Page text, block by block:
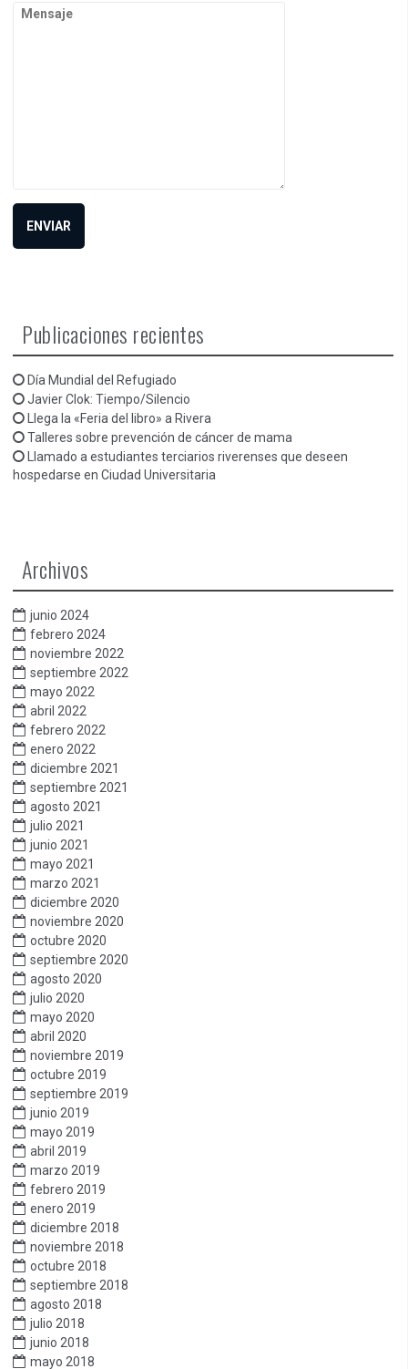
Publicaciones recientes
Día Mundial del Refugiado
Javier Clok: Tiempo/Silencio
Llega la «Feria del libro» a Rivera
Talleres sobre prevención de cáncer de mama
Llamado a estudiantes terciarios riverenses que deseen
hospedarse en Ciudad Universitaria
Archivos
junio 2024
febrero 2024
noviembre 2022
septiembre 2022
mayo 2022
abril 2022
febrero 2022
enero 2022
diciembre 2021
septiembre 2021
agosto 2021
julio 2021
junio 2021
mayo 2021
marzo 2021
diciembre 2020
noviembre 2020
octubre 2020
septiembre 2020
agosto 2020
julio 2020
mayo 2020
abril 2020
noviembre 2019
octubre 2019
septiembre 2019
junio 2019
mayo 2019
abril 2019
marzo 2019
febrero 2019
enero 2019
diciembre 2018
noviembre 2018
octubre 2018
septiembre 2018
agosto 2018
julio 2018
junio 2018
mayo 2018